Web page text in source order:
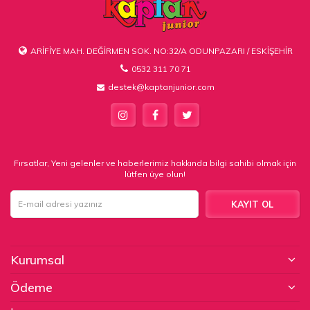
ARİFİYE MAH. DEĞİRMEN SOK. NO:32/A ODUNPAZARI / ESKİŞEHİR
0532 311 70 71
destek@kaptanjunior.com
Fırsatlar, Yeni gelenler ve haberlerimiz hakkında bilgi sahibi olmak için
lütfen üye olun!
KAYIT OL
Kurumsal
Ödeme